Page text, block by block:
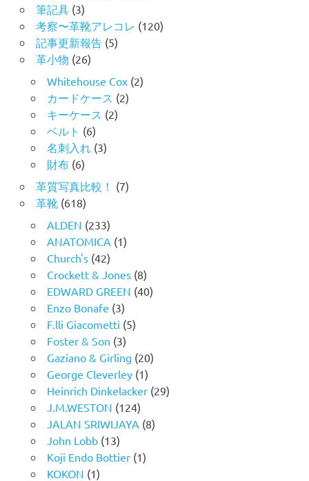
筆記具(3)
考察〜革靴アレコレ (120)
記事更新報告(5)
革小物 (26)
Whitehouse Cox(2)
カードケース (2)
キーケース (2)
ベルト (6)
名刺入れ (3)
財布(6)
革質写真比較！ (7)
革靴(618)
ALDEN (233)
ANATOMICA (1)
Church's(42)
Crockett & Jones(8)
EDWARD GREEN (40)
Enzo Bonafe (3)
F.lli Giacometti (5)
Foster & Son (3)
Gaziano & Girling (20)
George Cleverley(1)
Heinrich Dinkelacker(29)
J.M.WESTON (124)
JALAN SRIWIJAYA (8)
John Lobb(13)
Koji Endo Bottier(1)
KOKON (1)